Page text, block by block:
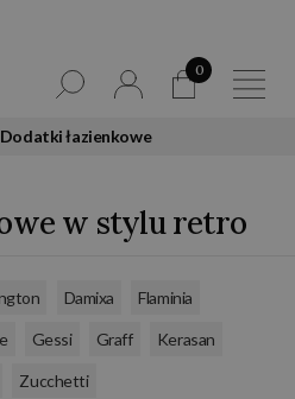
0
Dodatki łazienkowe
w stylu retro
Damixa Flaminia
Gessi Graff Kerasan
Zucchetti